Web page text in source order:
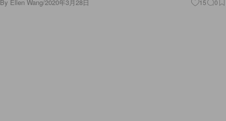
By Ellen Wang/2020年3月28日 15 0